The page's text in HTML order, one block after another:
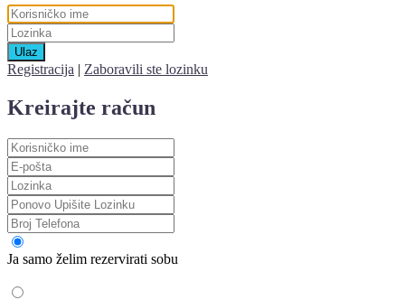
Ulaz
Registracija | Zaboravili ste lozinku
Kreirajte račun
Ja samo želim rezervirati sobu